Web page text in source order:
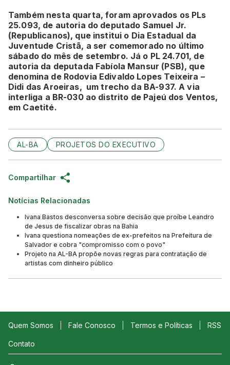
Também nesta quarta, foram aprovados os PLs
25.093, de autoria do deputado Samuel Jr.
(Republicanos), que institui o Dia Estadual da
Juventude Cristã, a ser comemorado no último
sábado do mês de setembro. Já o PL 24.701, de
autoria da deputada Fabíola Mansur (PSB), que
denomina de Rodovia Edivaldo Lopes Teixeira –
Didi das Aroeiras, um trecho da BA-937. A via
interliga a BR-030 ao distrito de Pajeú dos Ventos,
em Caetité.
AL-BA PROJETOS DO EXECUTIVO
Compartilhar
Notícias Relacionadas
Ivana Bastos desconversa sobre decisão que proíbe Leandro
de Jesus de fiscalizar obras na Bahia
Ivana questiona nomeações de ex-prefeitos na Prefeitura de
Salvador e cobra "compromisso com o povo"
Projeto na AL-BA propõe novas regras para contratação de
artistas com dinheiro público
Quem Somos Fale Conosco Termos e Políticas RSS
Contato